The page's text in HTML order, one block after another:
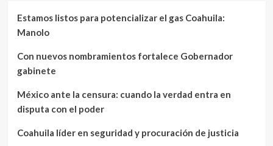
Estamos listos para potencializar el gas Coahuila:
Manolo
Con nuevos nombramientos fortalece Gobernador
gabinete
México ante la censura: cuando la verdad entra en
disputa con el poder
Coahuila líder en seguridad y procuración de justicia